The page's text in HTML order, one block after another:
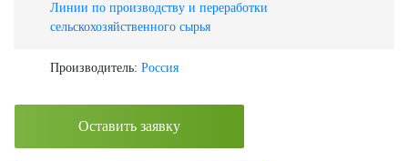
Линии по производству и переработки
сельскохозяйственного сырья
Производитель: Россия
Оставить заявку